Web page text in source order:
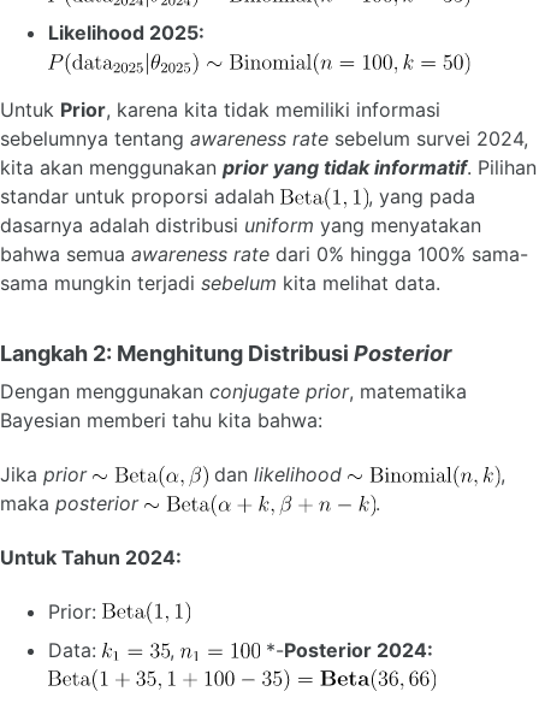
Likelihood 2025:
Untuk Prior, karena kita tidak memiliki informasi
sebelumnya tentang awareness rate sebelum survei 2024,
kita akan menggunakan prior yang tidak informatif. Pilihan
standar untuk proporsi adalah
, yang pada
dasarnya adalah distribusi uniform yang menyatakan
bahwa semua awareness rate dari 0% hingga 100% sama-
sama mungkin terjadi sebelum kita melihat data.
Langkah 2: Menghitung Distribusi Posterior
Dengan menggunakan conjugate prior, matematika
Bayesian memberi tahu kita bahwa:
Jika prior danlikelihood
,
maka posterior .
Untuk Tahun 2024:
Prior:
Data:
, *-Posterior 2024: